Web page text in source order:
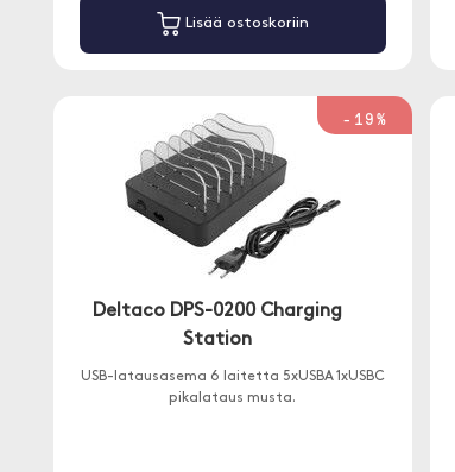
Lisää ostoskoriin
-19%
Deltaco DPS-0200 Charging
Station
USB-latausasema 6 laitetta 5xUSBA 1xUSBC
pikalataus musta.